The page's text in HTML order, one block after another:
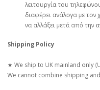
λειτουργία του
διαφέρει ανάλογα με τον
να αλλάξει μετά από την
Shipping Policy
★ We ship to UK mainland only
We cannot combine shipping